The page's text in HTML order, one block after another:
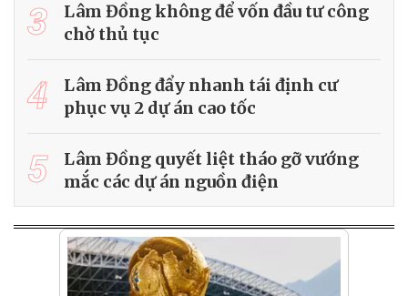
3
Lâm Đồng không để vốn đầu tư công
chờ thủ tục
4
Lâm Đồng đẩy nhanh tái định cư
phục vụ 2 dự án cao tốc
5
Lâm Đồng quyết liệt tháo gỡ vướng
mắc các dự án nguồn điện